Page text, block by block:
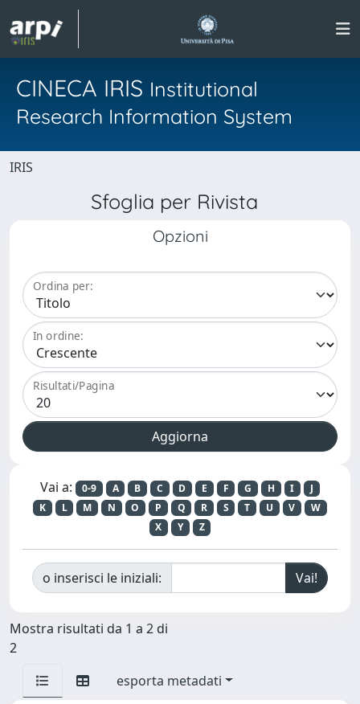
CINECA IRIS Institutional
Research Information System
IRIS
Sfoglia per Rivista
Opzioni
Ordina per:
In ordine:
Risultati/Pagina
Vai a: 0-9 A B C D E F G H I
J
K
L M N O P Q R S T U V
W
X
Y Z
o inserisci le iniziali:
Mostra risultati da 1 a 2 di
2
esporta metadati